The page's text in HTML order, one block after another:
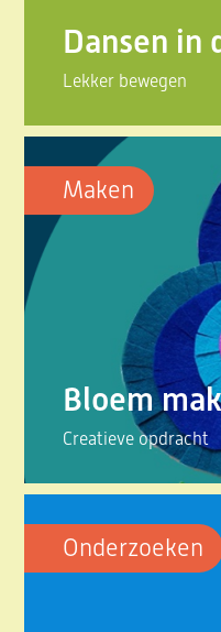
Dansen in
Lekker bewegen
Maken
Bloem
Creatieve opdracht
Onderzoeken